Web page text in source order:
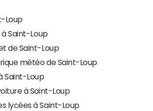
Loup
Saint-Loup
de Saint-Loup
météo de Saint-Loup
Saint-Loup
à Saint-Loup
lycées à Saint-Loup